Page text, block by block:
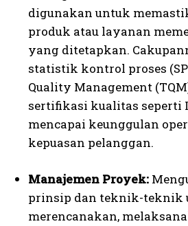
digunakan untuk
produk atau layanan
yang ditetapkan.
statistik kontrol proses
Quality Management
sertifikasi kualitas seperti
mencapai keunggulan
kepuasan pelanggan.
Manajemen Proyek:
prinsip dan teknik-teknik
merencanakan,